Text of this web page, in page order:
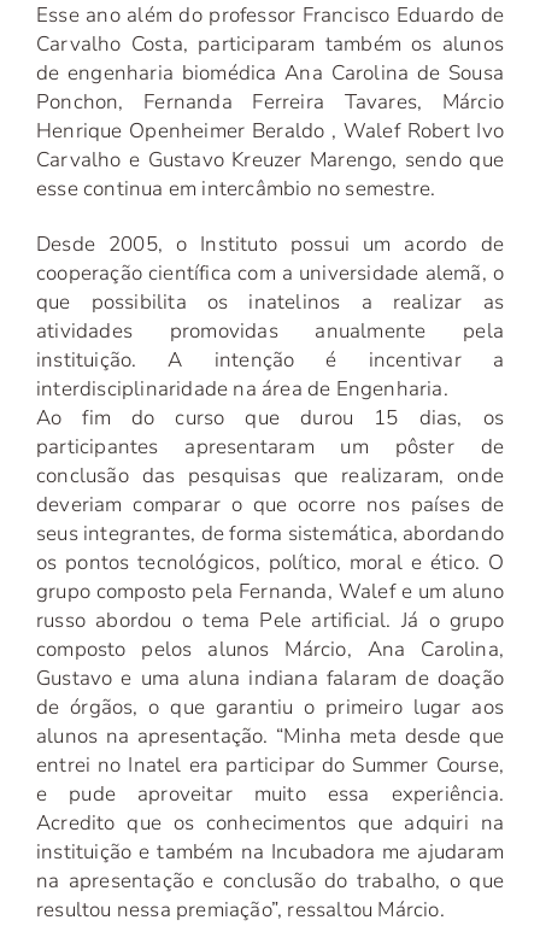
Esse ano além do professor Francisco Eduardo de
Carvalho Costa, participaram também os alunos
de engenharia biomédica Ana Carolina de Sousa
Ponchon, Fernanda Ferreira Tavares, Márcio
Henrique Openheimer Beraldo , Walef Robert Ivo
Carvalho e Gustavo Kreuzer Marengo, sendo que
esse continua em intercâmbio no semestre.
Desde 2005, o Instituto possui um acordo de
cooperação científica com a universidade alemã, o
que possibilita os inatelinos a realizar as
atividades promovidas anualmente pela
instituição. A intenção é incentivar a
interdisciplinaridade na área de Engenharia.
Ao fim do curso que durou 15 dias, os
participantes apresentaram um pôster de
conclusão das pesquisas que realizaram, onde
deveriam comparar o que ocorre nos países de
seus integrantes, de forma sistemática, abordando
os pontos tecnológicos, político, moral e ético. O
grupo composto pela Fernanda, Walef e um aluno
russo abordou o tema Pele artificial. Já o grupo
composto pelos alunos Márcio, Ana Carolina,
Gustavo e uma aluna indiana falaram de doação
de órgãos, o que garantiu o primeiro lugar aos
alunos na apresentação. “Minha meta desde que
entrei no Inatel era participar do Summer Course,
e pude aproveitar muito essa experiência.
Acredito que os conhecimentos que adquiri na
instituição e também na Incubadora me ajudaram
na apresentação e conclusão do trabalho, o que
resultou nessa premiação”, ressaltou Márcio.